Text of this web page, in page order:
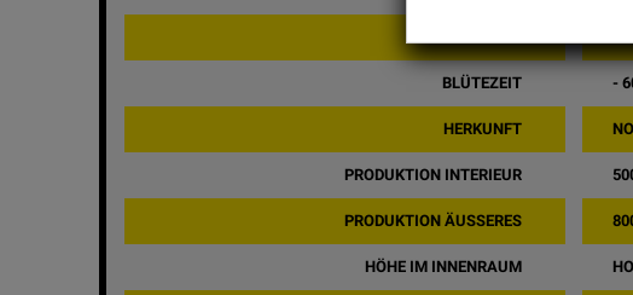
BLÜTEZEIT -
HERKUNFT
PRODUKTION INTERIEUR
PRODUKTION ÄUSSERES
HÖHE IM INNENRAUM